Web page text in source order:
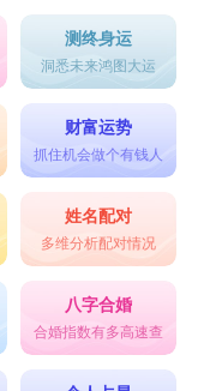
测终身运
洞悉未来鸿图大运
财富运势
抓住机会做个有钱人
姓名配对
多维分析配对情况
八字合婚
合婚指数有多高速查